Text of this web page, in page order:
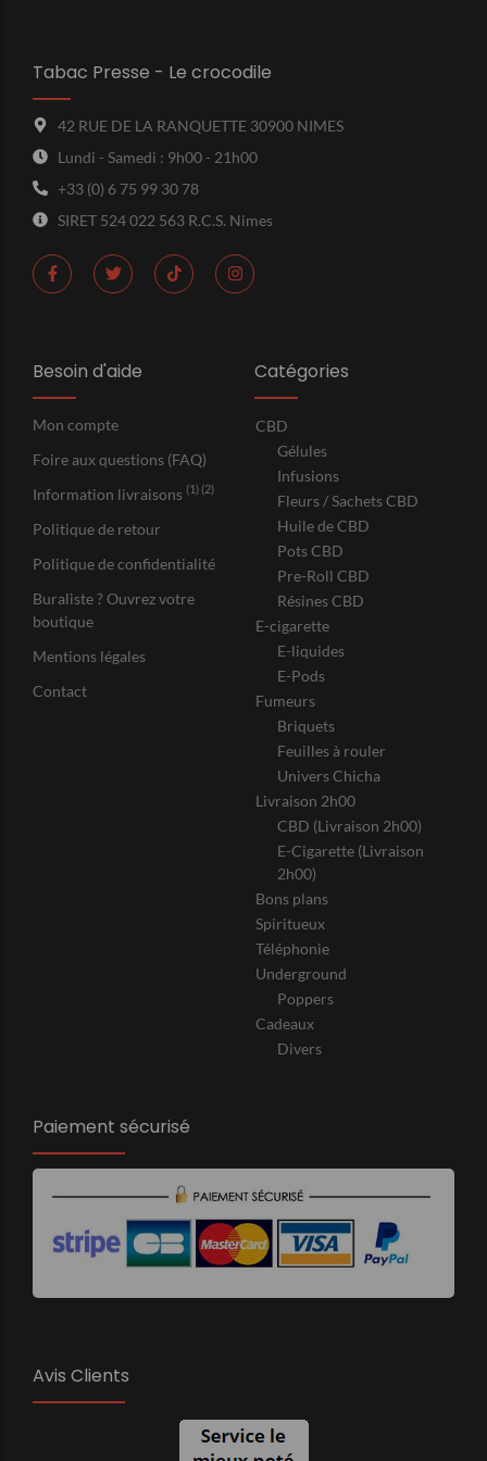
Tabac Presse - Le crocodile
42 RUE DE LA RANQUETTE 30900 NIMES
Lundi - Samedi : 9h00 - 21h00
+33 (0) 6 75 99 30 78
SIRET 524 022 563 R.C.S. Nimes
Besoin d'aide
Mon compte
Foire aux questions (FAQ)
Information livraisons (1) (2)
Politique de retour
Politique de confidentialité
Buraliste ? Ouvrez votre
boutique
Mentions légales
Contact
Catégories
CBD
Gélules
Infusions
Fleurs / Sachets CBD
Huile de CBD
Pots CBD
Pre-Roll CBD
Résines CBD
E-cigarette
E-liquides
E-Pods
Fumeurs
Briquets
Feuilles à rouler
Univers Chicha
Livraison 2h00
CBD (Livraison 2h00)
E-Cigarette (Livraison
2h00)
Bons plans
Spiritueux
Téléphonie
Underground
Poppers
Cadeaux
Divers
Paiement sécurisé
Avis Clients